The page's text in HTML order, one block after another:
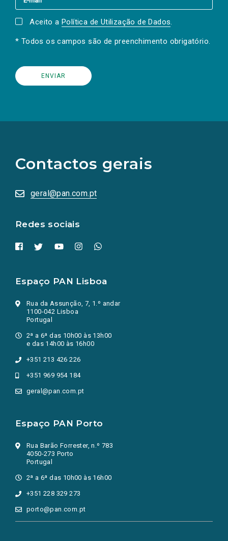
Aceito a Política de Utilização de Dados.
* Todos os campos são de preenchimento obrigatório.
Contactos gerais
geral@pan.com.pt
Redes sociais
redes
sociais
numa
nova
Espaço PAN Lisboa
Rua da Assunção, 7, 1.º andar
1100-042 Lisboa
Portugal
2ª a 6ª das 10h00 às 13h00
e das 14h00 às 16h00
+351 213 426 226
+351 969 954 184
geral@pan.com.pt
Espaço PAN Porto
Rua Barão Forrester, n.º 783
4050-273 Porto
Portugal
2ª a 6ª das 10h00 às 16h00
+351 228 329 273
porto@pan.com.pt